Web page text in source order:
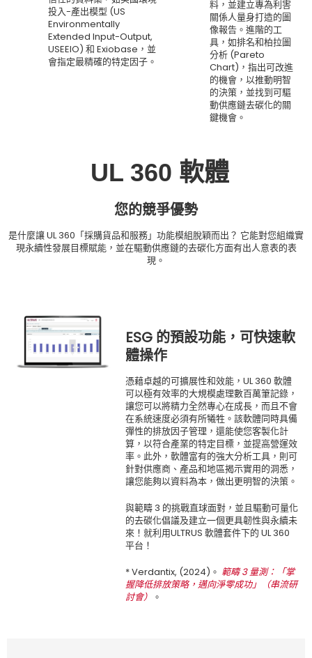
投入-產出模型 (US
Environmentally
Extended Input-Output,
USEEIO) 和 Exiobase，並
會指定最精確的特定因子。
料，並建立專為利害
關係人量身打造的圖
像報告。進階的工
具，如排名和柏拉圖
分析 (Pareto
Chart)，指出可改進
的機會，以推動明智
的決策，並找到可驅
動供應鏈去碳化的關
鍵機會。
UL 360 軟體
您的競爭優勢
是什麼讓 UL 360「採購貨品和服務」功能模組脫穎而出？ 它能對您組織實
現永續性發展目標賦能，並在驅動供應鏈的去碳化方面有出人意表的表
現。
ESG 的預設功能，可快速軟
體操作
憑藉卓越的可擴展性和效能，UL 360 軟體
可以極有效率的大規模處理數百萬筆記錄，
讓您可以將精力全然專心在成長，而且不會
在系統速度必須有所犧牲。該軟體同時具備
彈性的排放因子管理，還能使您客製化計
算，以符合產業的特定目標，並提高營運效
率。此外，軟體富有的強大分析工具，則可
針對供應商、產品和地區揭示實用的洞悉，
讓您能夠以資料為本，做出更明智的決策。
與範疇 3 的挑戰直球面對，並且驅動可量化
的去碳化倡議及建立一個更具韌性與永續未
來！就利用ULTRUS 軟體套件下的 UL 360
平台！
* Verdantix, (2024)。 範疇 3 量測：「掌
握降低排放策略，邁向淨零成功」（串流研
討會） 。